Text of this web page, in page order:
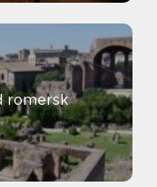
romersk